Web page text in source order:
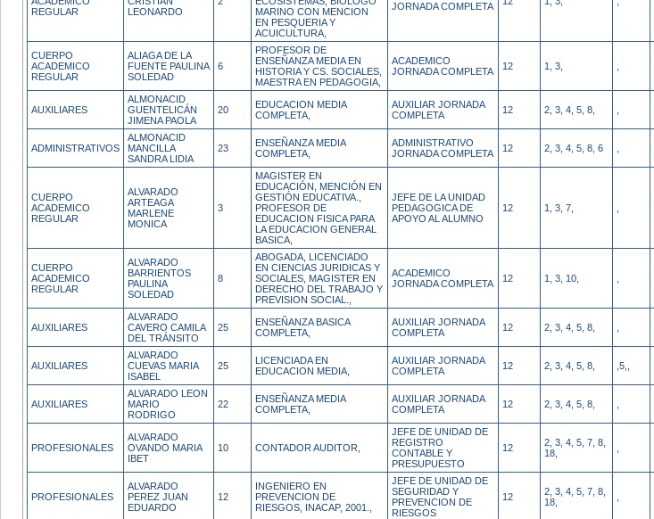
REGULAR
LEONARDO
MARINO CON MENCION
EN PESQUERIA Y
ACUICULTURA,
JORNADA COMPLETA
CUERPO
ACADEMICO
REGULAR
ALIAGA DE LA
FUENTE PAULINA
SOLEDAD
6
PROFESOR DE
ENSEÑANZA MEDIA EN
HISTORIA Y CS. SOCIALES,
MAESTRA EN PEDAGOGIA,
ACADEMICO
JORNADA COMPLETA
12 1, 3,
AUXILIARES
ALMONACID
GUENTELICÁN
JIMENA PAOLA
20
EDUCACION MEDIA
COMPLETA,
AUXILIAR JORNADA
COMPLETA
12 2, 3, 4, 5, 8,
ADMINISTRATIVOS
ALMONACID
MANCILLA
SANDRA LIDIA
23
ENSEÑANZA MEDIA
COMPLETA,
ADMINISTRATIVO
JORNADA COMPLETA
12 2, 3, 4, 5, 8, 6
CUERPO
ACADEMICO
REGULAR
ALVARADO
ARTEAGA
MARLENE
MONICA
3
MAGISTER EN
EDUCACIÓN, MENCIÓN EN
GESTIÓN EDUCATIVA.,
PROFESOR DE
EDUCACION FISICA PARA
LA EDUCACION GENERAL
BASICA,
JEFE DE LA UNIDAD
PEDAGOGICA DE
APOYO AL ALUMNO
12 1, 3, 7,
CUERPO
ACADEMICO
REGULAR
ALVARADO
BARRIENTOS
PAULINA
SOLEDAD
8
ABOGADA, LICENCIADO
EN CIENCIAS JURIDICAS Y
SOCIALES, MAGISTER EN
DERECHO DEL TRABAJO Y
PREVISION SOCIAL.,
ACADEMICO
JORNADA COMPLETA
12 1, 3, 10,
AUXILIARES
ALVARADO
CAVERO CAMILA
DEL TRÁNSITO
25
ENSEÑANZA BASICA
COMPLETA,
AUXILIAR JORNADA
COMPLETA
12 2, 3, 4, 5, 8,
AUXILIARES
ALVARADO
CUEVAS MARIA
ISABEL
25
LICENCIADA EN
EDUCACION MEDIA,
AUXILIAR JORNADA
COMPLETA
12 2, 3, 4, 5, 8, ,5,,
AUXILIARES
ALVARADO LEON
MARIO
RODRIGO
22
ENSEÑANZA MEDIA
COMPLETA,
AUXILIAR JORNADA
COMPLETA
12 2, 3, 4, 5, 8,
PROFESIONALES
ALVARADO
OVANDO MARIA
IBET
10 CONTADOR AUDITOR,
JEFE DE UNIDAD DE
REGISTRO
CONTABLE Y
PRESUPUESTO
12
2, 3, 4, 5, 7, 8,
18,
PROFESIONALES
ALVARADO
PEREZ JUAN
EDUARDO
12
INGENIERO EN
PREVENCION DE
RIESGOS, INACAP, 2001.,
JEFE DE UNIDAD DE
SEGURIDAD Y
PREVENCION DE
RIESGOS
12
2, 3, 4, 5, 7, 8,
18,